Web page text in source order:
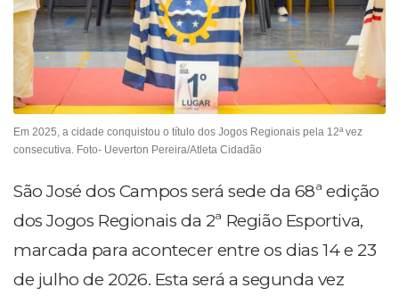
Em 2025, a cidade conquistou o título dos Jogos Regionais pela 12ª vez
consecutiva. Foto- Ueverton Pereira/Atleta Cidadão
São José dos Campos será sede da 68ª edição
dos Jogos Regionais da 2ª Região Esportiva,
marcada para acontecer entre os dias 14 e 23
de julho de 2026. Esta será a segunda vez